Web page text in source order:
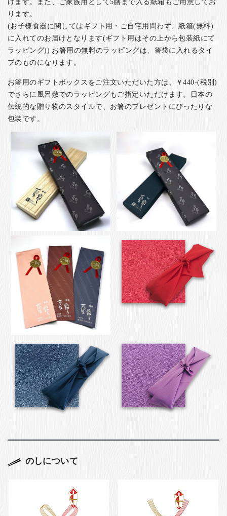
ります。
(お子様食器に関してはギフト用・ご自宅用問わず、紙箱(無料)
に入れてのお届けとなります(ギフト用はその上から包装紙にて
ラッピング)) お箸用の無料のラッピングは、箸袋に入れるタイ
プのものになります。
お箸用のギフトボックスをご注文いただいた方は、￥440-(税別)
でさらに風呂敷でのラッピングもご指定いただけます。日本の
伝統的な贈り物のスタイルで、お箸のプレゼントにぴったりな
包装です。
のしについて